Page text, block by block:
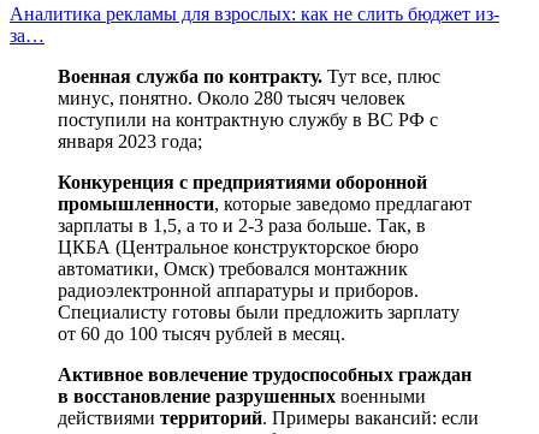
Аналитика рекламы для взрослых: как не слить бюджет из-
за…
Военная служба по контракту. Тут все, плюс
минус, понятно. Около 280 тысяч человек
поступили на контрактную службу в ВС РФ с
января 2023 года;
Конкуренция с предприятиями оборонной
промышленности, которые заведомо предлагают
зарплаты в 1,5, а то и 2-3 раза больше. Так, в
ЦКБА (Центральное конструкторское бюро
автоматики, Омск) требовался монтажник
радиоэлектронной аппаратуры и приборов.
Специалисту готовы были предложить зарплату
от 60 до 100 тысяч рублей в месяц.
Активное вовлечение трудоспособных граждан
в восстановление разрушенных военными
действиями территорий. Примеры вакансий: если